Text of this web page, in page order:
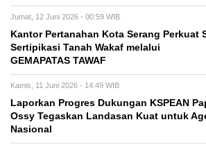
Jumat, 12 Juni 2026 - 00:59 WIB
Kantor Pertanahan Kota Serang Perkuat
Sertipikasi Tanah Wakaf melalui
GEMAPATAS TAWAF
Kamis, 11 Juni 2026 - 14:49 WIB
Laporkan Progres Dukungan KSPEAN
Ossy Tegaskan Landasan Kuat untuk
Nasional